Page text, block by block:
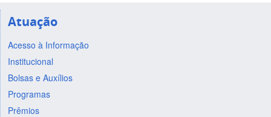
Atuação
Acesso à Informação
Institucional
Bolsas e Auxílios
Programas
Prêmios